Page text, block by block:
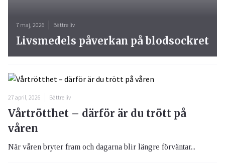
7 maj, 2026 Bättre liv
Livsmedels påverkan på blodsockret
27 april, 2026 Bättre liv
Vårtrötthet – därför är du trött på
våren
När våren bryter fram och dagarna blir längre förväntar...